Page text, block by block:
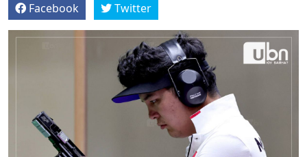
Facebook Twitter